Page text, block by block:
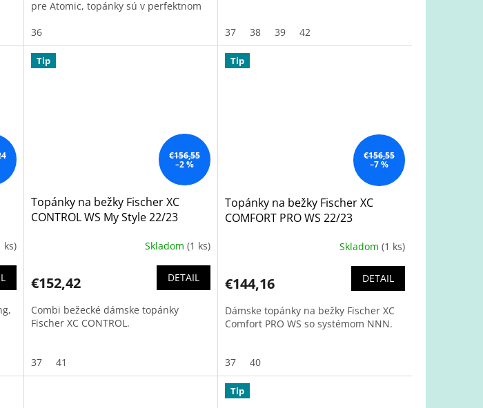
pre Atomic, topánky sú v perfektnom
36
37 38 39 42
ks)
Tip
€156,55
–2 %
Topánky na bežky Fischer XC
CONTROL WS My Style 22/23
Skladom (1 ks)
€152,42 DETAIL
Combi bežecké dámske topánky
Fischer XC CONTROL.
37 41
Tip
€156,55
–7 %
Topánky na bežky Fischer XC
COMFORT PRO WS 22/23
Skladom (1 ks)
€144,16 DETAIL
Dámske topánky na bežky Fischer XC
Comfort PRO WS so systémom NNN.
37 40
Tip